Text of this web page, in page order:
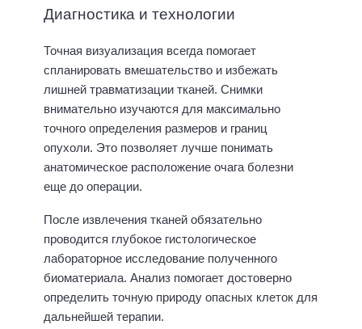
Диагностика и технологии
Точная визуализация всегда помогает
спланировать вмешательство и избежать
лишней травматизации тканей. Снимки
внимательно изучаются для максимально
точного определения размеров и границ
опухоли. Это позволяет лучше понимать
анатомическое расположение очага болезни
еще до операции.
После извлечения тканей обязательно
проводится глубокое гистологическое
лабораторное исследование полученного
биоматериала. Анализ помогает достоверно
определить точную природу опасных клеток для
дальнейшей терапии.